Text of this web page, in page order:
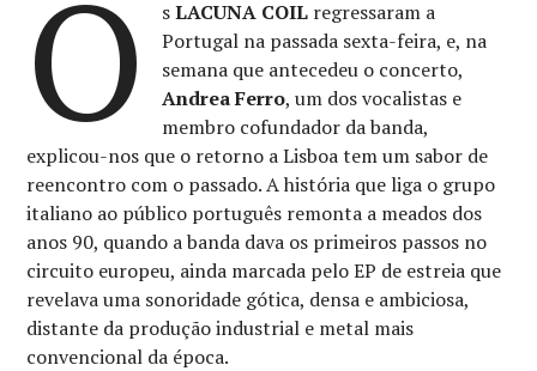
O sLACUNA COILregressaram a
Portugal na passada sexta-feira, e, na
semana que antecedeu o concerto,
Andrea Ferro, um dos vocalistas e
membro cofundador da banda,
explicou-nos que o retorno a Lisboa tem um sabor de
reencontro com o passado. A história que liga o grupo
italiano ao público português remonta a meados dos
anos 90, quando a banda dava os primeiros passos no
circuito europeu, ainda marcada pelo EP de estreia que
revelava uma sonoridade gótica, densa e ambiciosa,
distante da produção industrial e metal mais
convencional da época.